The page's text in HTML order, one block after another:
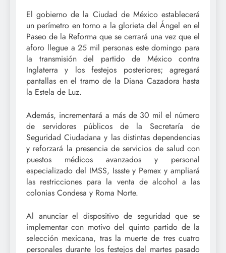
El gobierno de la Ciudad de México establecerá
un perímetro en torno a la glorieta del Ángel en el
Paseo de la Reforma que se cerrará una vez que el
aforo llegue a 25 mil personas este domingo para
la transmisión del partido de México contra
Inglaterra y los festejos posteriores; agregará
pantallas en el tramo de la Diana Cazadora hasta
la Estela de Luz.
Además, incrementará a más de 30 mil el número
de servidores públicos de la Secretaría de
Seguridad Ciudadana y las distintas dependencias
y reforzará la presencia de servicios de salud con
puestos médicos avanzados y personal
especializado del IMSS, Issste y Pemex y ampliará
las restricciones para la venta de alcohol a las
colonias Condesa y Roma Norte.
Al anunciar el dispositivo de seguridad que se
implementar con motivo del quinto partido de la
selección mexicana, tras la muerte de tres cuatro
personales durante los festejos del martes pasado